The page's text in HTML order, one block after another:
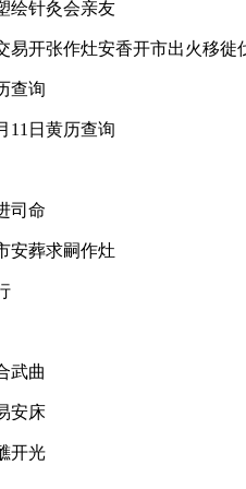
绘针灸会亲友
易开张作灶安香开市出火移徙
查询
11日黄历查询
司命
安葬求嗣作灶
武曲
安床
开光